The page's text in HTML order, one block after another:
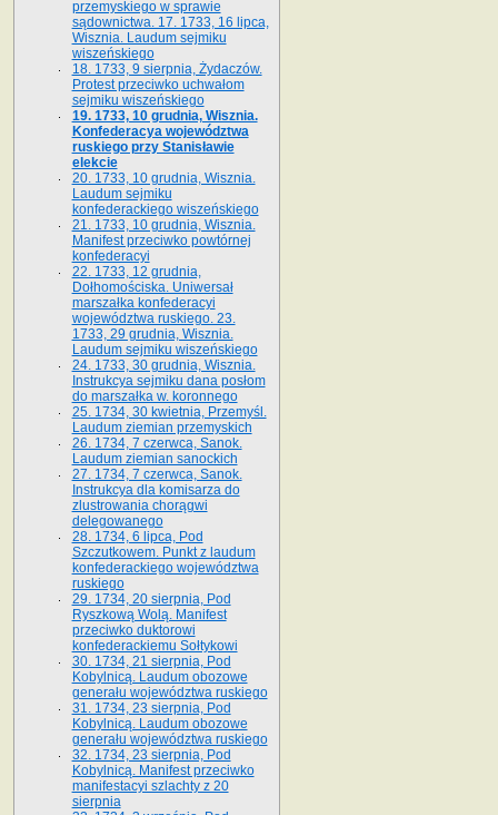
przemyskiego w sprawie
sądownictwa. 17. 1733, 16 lipca,
Wisznia. Laudum sejmiku
wiszeńskiego
18. 1733, 9 sierpnia, Żydaczów.
Protest przeciwko uchwałom
sejmiku wiszeńskiego
19. 1733, 10 grudnia, Wisznia.
Konfederacya województwa
ruskiego przy Stanisławie
elekcie
20. 1733, 10 grudnia, Wisznia.
Laudum sejmiku
konfederackiego wiszeńskiego
21. 1733, 10 grudnia, Wisznia.
Manifest przeciwko powtórnej
konfederacyi
22. 1733, 12 grudnia,
Dołhomościska. Uniwersał
marszałka konfederacyi
województwa ruskiego. 23.
1733, 29 grudnia, Wisznia.
Laudum sejmiku wiszeńskiego
24. 1733, 30 grudnia, Wisznia.
Instrukcya sejmiku dana posłom
do marszałka w. koronnego
25. 1734, 30 kwietnia, Przemyśl.
Laudum ziemian przemyskich
26. 1734, 7 czerwca, Sanok.
Laudum ziemian sanockich
27. 1734, 7 czerwca, Sanok.
Instrukcya dla komisarza do
zlustrowania chorągwi
delegowanego
28. 1734, 6 lipca, Pod
Szczutkowem. Punkt z laudum
konfederackiego województwa
ruskiego
29. 1734, 20 sierpnia, Pod
Ryszkową Wolą. Manifest
przeciwko duktorowi
konfederackiemu Sołtykowi
30. 1734, 21 sierpnia, Pod
Kobylnicą. Laudum obozowe
generału województwa ruskiego
31. 1734, 23 sierpnia, Pod
Kobylnicą. Laudum obozowe
generału województwa ruskiego
32. 1734, 23 sierpnia, Pod
Kobylnicą. Manifest przeciwko
manifestacyi szlachty z 20
sierpnia